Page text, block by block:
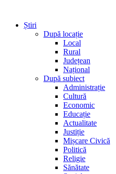
Știri
După locație
Local
Rural
Județean
Național
După subiect
Administrație
Cultură
Economic
Educație
Actualitate
Justiție
Mișcare Civică
Politică
Religie
Sănătate